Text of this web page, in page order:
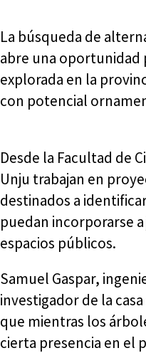
La búsqueda de
abre una oportunidad
explorada en la
con potencial
Desde la Facultad de
Unju trabajan en
destinados a
puedan incorporarse
espacios públicos.
Samuel Gaspar,
investigador de la
que mientras los
cierta presencia en el